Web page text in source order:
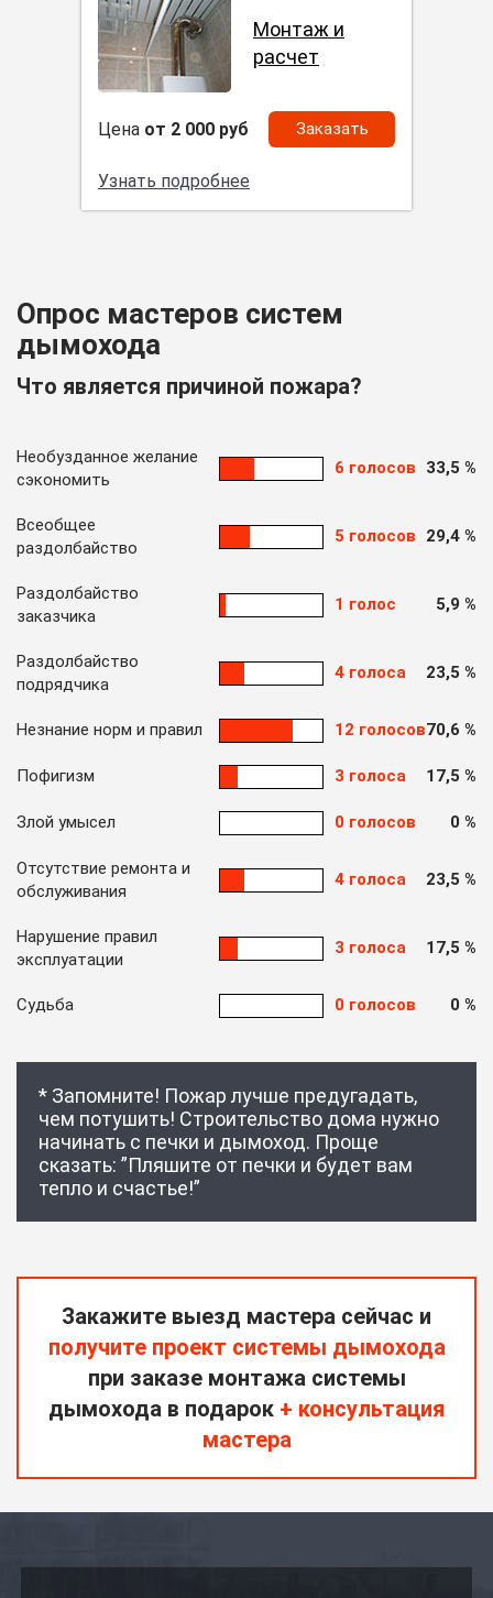
Монтаж и
расчет
Цена от 2 000 руб Заказать
Узнать подробнее
Опрос мастеров систем
дымохода
Что является причиной пожара?
Необузданное желание
сэкономить
6 голосов 33,5 %
Всеобщее
раздолбайство
5 голосов 29,4 %
Раздолбайство
заказчика
1 голос 5,9 %
Раздолбайство
подрядчика
4 голоса 23,5 %
Незнание норм и правил 12 голосов70,6 %
Пофигизм 3 голоса 17,5 %
Злой умысел 0 голосов 0 %
Отсутствие ремонта и
обслуживания
4 голоса 23,5 %
Нарушение правил
эксплуатации
3 голоса 17,5 %
Судьба 0 голосов 0 %
* Запомните! Пожар лучше предугадать,
чем потушить! Строительство дома нужно
начинать с печки и дымоход. Проще
сказать: ”Пляшите от печки и будет вам
тепло и счастье!”
Закажите выезд мастера сейчас и
получите проект системы дымохода
при заказе монтажа системы
дымохода в подарок + консультация
мастера